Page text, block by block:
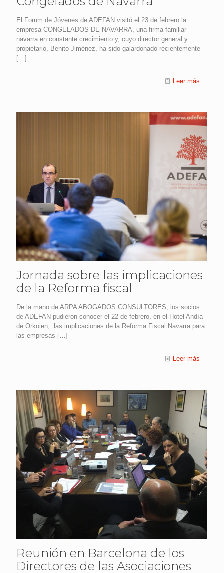
El Forum de Jóvenes de ADEFAN visitó el 23 de febrero la
empresa CONGELADOS DE NAVARRA, una firma familiar
navarra en constante crecimiento y, cuyo director general y
propietario, Benito Jiménez, ha sido galardonado recientemente
[…]
Leer más
Jornada sobre las implicaciones
de la Reforma fiscal
De la mano de ARPA ABOGADOS CONSULTORES, los socios
de ADEFAN pudieron conocer el 22 de febrero, en el Hotel Andía
de Orkoien, las implicaciones de la Reforma Fiscal Navarra para
las empresas […]
Leer más
Reunión en Barcelona de los
Directores de las Asociaciones